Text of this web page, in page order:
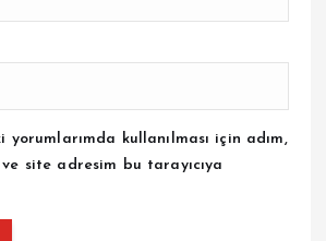
yorumlarımda kullanılması için adım,
site adresim bu tarayıcıya